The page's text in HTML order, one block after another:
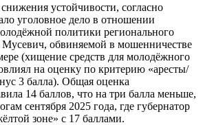
устойчивости, согласно
уголовное дело в отношении
политики регионального
обвиняемой в мошенничестве
(хищение средств для молодёжного
на оценку по критерию «аресты/
3 балла). Общая оценка
14 баллов, что на три балла меньше,
сентября 2025 года, где губернатор
зоне» с 17 баллами.